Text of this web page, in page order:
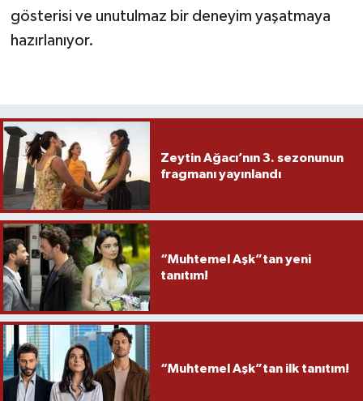
gösterisi ve unutulmaz bir deneyim yaşatmaya
hazırlanıyor.
Zeytin Ağacı’nın 3. sezonunun
fragmanı yayınlandı
“Muhtemel Aşk”tan yeni
tanıtım!
“Muhtemel Aşk”tan ilk tanıtım!